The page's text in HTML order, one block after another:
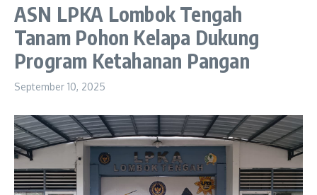
ASN LPKA Lombok Tengah
Tanam Pohon Kelapa Dukung
Program Ketahanan Pangan
September 10, 2025